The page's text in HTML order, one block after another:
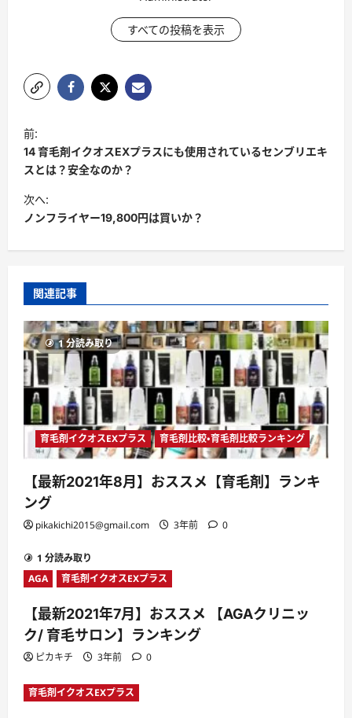
すべての投稿を表示
投
稿
ナ
ビ
ゲ
ー
ョ
ン
前:
14 育毛剤イクオスEXプラスにも使用されているセンブリエキ
スとは？安全なのか？
次へ:
ノンフライヤー19,800円は買いか？
関連記事
1 分読み取り
育毛剤イクオスEXプラス 育毛剤比較・育毛剤比較ランキング
【最新2021年8月】おススメ【育毛剤】ランキ
ング
pikakichi2015@gmail.com 3年前 0
1 分読み取り
AGA
育毛剤イクオスEXプラス
【最新2021年7月】おススメ 【AGAクリニッ
ク/ 育毛サロン】ランキング
ピカキチ 3年前 0
育毛剤イクオスEXプラス